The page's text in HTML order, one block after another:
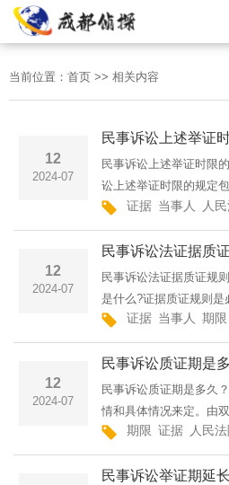
当前位置： 首页 >> 相关内容
12
2024-07
民事诉讼上述举证
民事诉讼上述举证时限
讼上述举证时限的规定
应诉通知书时，可征求
共和国民事诉讼法》第
天，因而举证期限不少···
证据 当事人 人
12
2024-07
民事诉讼法证据质
民事诉讼法证据质证规
是什么?证据质证规则
事人质证之后才能够对
证期限内提交证据，其
法》第六十五条当事···
证据 当事人 期限
12
2024-07
民事诉讼质证期是
民事诉讼质证期是多久
情和具体情况来定。由
指定的普通程序不少于
可以少于30日，前述举
法院酌情要求提供···
期限 证据 人民
民事诉讼举证期延